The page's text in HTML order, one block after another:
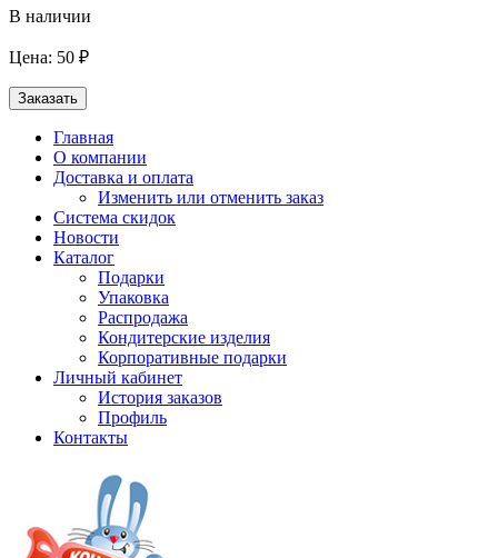
В наличии
Цена: 50 ₽
Заказать
Главная
О компании
Доставка и оплата
Изменить или отменить заказ
Система скидок
Новости
Каталог
Подарки
Упаковка
Распродажа
Кондитерские изделия
Корпоративные подарки
Личный кабинет
История заказов
Профиль
Контакты